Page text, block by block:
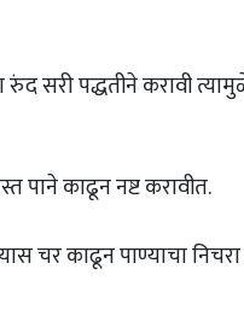
रुंद सरी पद्धतीने करावी
पाने काढून नष्ट करावीत.
चर काढून पाण्याचा